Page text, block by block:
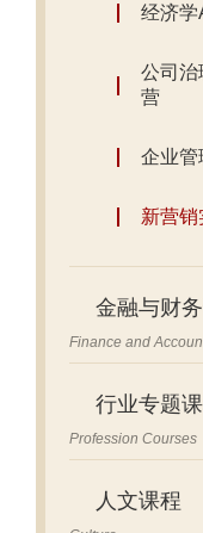
经济学
公司治
营
企业管
新营销
金融与财
Finance and
行业专题
Profession Courses
人文课程